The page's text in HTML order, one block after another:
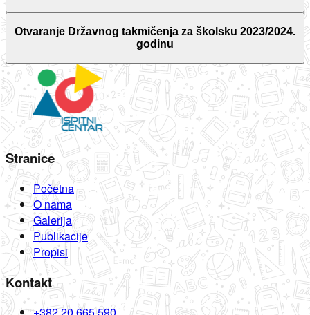
Otvaranje Državnog takmičenja za školsku 2023/2024.
godinu
Stranice
Početna
O nama
Galerija
Publikacije
Propisi
Kontakt